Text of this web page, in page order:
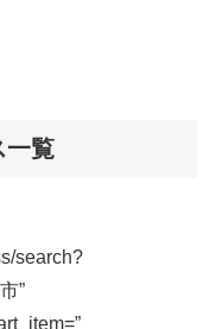
一覧
search?
”